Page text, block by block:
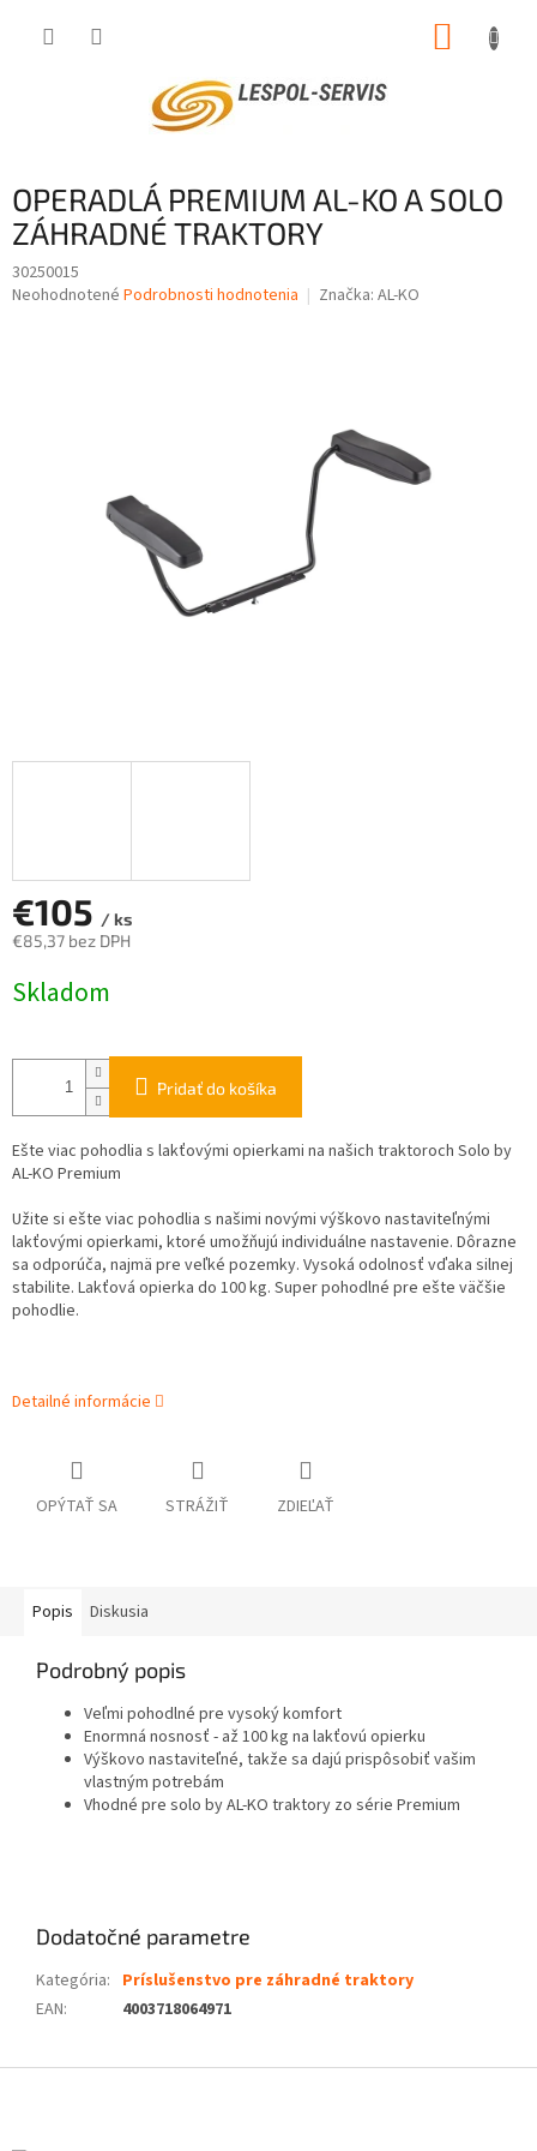
OPERADLÁ PREMIUM AL-KO A SOLO
ZÁHRADNÉ TRAKTORY
30250015
Priemerné
Neohodnotené Podrobnosti hodnotenia Značka: AL-KO
€105 / ks
€85,37 bez DPH
cena:
Skladom
Pridať do košíka
Ešte viac pohodlia s lakťovými opierkami na našich traktoroch Solo by
AL-KO Premium
Užite si ešte viac pohodlia s našimi novými výškovo nastaviteľnými
lakťovými opierkami, ktoré umožňujú individuálne nastavenie. Dôrazne
sa odporúča, najmä pre veľké pozemky. Vysoká odolnosť vďaka silnej
stabilite. Lakťová opierka do 100 kg. Super pohodlné pre ešte väčšie
pohodlie.
Detailné informácie
OPÝTAŤ SA STRÁŽIŤ ZDIEĽAŤ
Popis Diskusia
Podrobný popis
Veľmi pohodlné pre vysoký komfort
Enormná nosnosť - až 100 kg na lakťovú opierku
Výškovo nastaviteľné, takže sa dajú prispôsobiť vašim
vlastným potrebám
Vhodné pre solo by AL-KO traktory zo série Premium
Dodatočné parametre
Kategória: Príslušenstvo pre záhradné traktory
EAN: 4003718064971